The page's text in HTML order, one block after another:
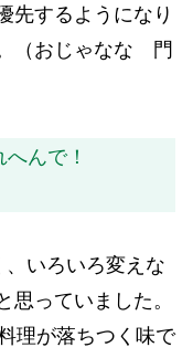
先するようになり
（おじゃなな 門
んで！
いろいろ変えな
思っていました。
理が落ちつく味で